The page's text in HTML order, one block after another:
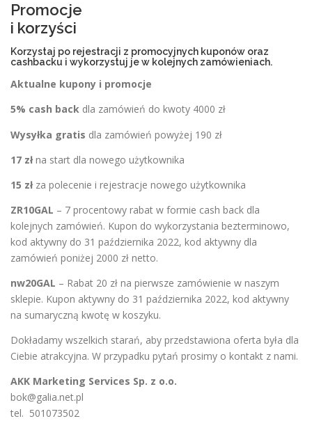
Promocje
i korzyści
Korzystaj po rejestracji z promocyjnych kuponów oraz
cashbacku i wykorzystuj je w kolejnych zamówieniach.
Aktualne kupony i promocje
5% cash back dla zamówień do kwoty 4000 zł
Wysyłka gratis dla zamówień powyżej 190 zł
17 złna start dla nowego użytkownika
15 złza polecenie i rejestracje nowego użytkownika
ZR10GAL – 7 procentowy rabat w formie cash back dla
kolejnych zamówień. Kupon do wykorzystania bezterminowo,
kod aktywny do 31 października 2022, kod aktywny dla
zamówień poniżej 2000 zł netto.
nw20GAL – Rabat 20 zł na pierwsze zamówienie w naszym
sklepie. Kupon aktywny do 31 października 2022, kod aktywny
na sumaryczną kwotę w koszyku.
Dokładamy wszelkich starań, aby przedstawiona oferta była dla
Ciebie atrakcyjna. W przypadku pytań prosimy o kontakt z nami.
AKK Marketing Services Sp. z o.o.
bok@galia.net.pl
tel. 501073502